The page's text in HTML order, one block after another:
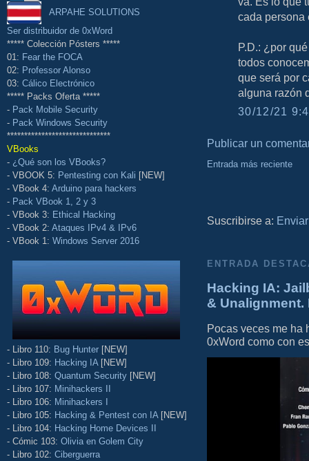
ARPAHE SOLUTIONS
Ser distribuidor de 0xWord
***** Colección Pósters *****
01: Fear the FOCA
02: Professor Alonso
03: Cálico Electrónico
***** Packs Oferta *****
- Pack Mobile Security
- Pack Windows Security
******************************
VBooks
- ¿Qué son los VBooks?
- VBOOK 5: Pentesting con Kali [NEW]
- VBook 4: Arduino para hackers
- Pack VBook 1, 2 y 3
- VBook 3: Ethical Hacking
- VBook 2: Ataques IPv4 & IPv6
- VBook 1: Windows Server 2016
- Libro 110: Bug Hunter [NEW]
- Libro 109: Hacking IA[NEW]
- Libro 108: Quantum Security [NEW]
- Libro 107: Minihackers II
- Libro 106: Minihackers I
- Libro 105: Hacking & Pentest con IA[NEW]
- Libro 104: Hacking Home Devices II
- Cómic 103: Olivia en Golem City
- Libro 102: Ciberguerra
cada persona
P.D.: ¿por
todos
que será por
alguna razón
30/12/21
Publicar un
Entrada más reciente
Suscribirse a:
ENTRADA
Hacking IA:
&
Pocas veces me ha
0xWord como con